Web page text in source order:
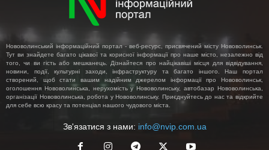
Нововолинський інформаційний портал - веб-ресурс, присвячений місту Нововолинськ.
Тут ви знайдете багато цікавої та корисної інформації про наше місто, незалежно від
того, чи ви гість або мешканець. Дізнайтеся про найцікавіші місця для відвідування,
новини, події, культурні заходи, інфраструктуру та багато іншого. Наш портал
створений, щоб стати вашим надійним джерелом інформації про Нововолинськ,
оголошення Нововолинська, нерухомість у Нововолинську, автобазар Нововолинська,
організації Нововолинська, робота у Нововолинську. Приєднуйтесь до нас та відкрийте
для себе всю красу та потенціал нашого чудового міста.
Зв'язатися з нами: info@nvip.com.ua